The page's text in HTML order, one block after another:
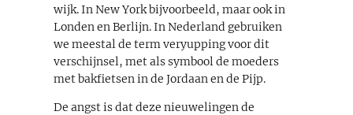
wijk. In New York bijvoorbeeld, maar ook in
Londen en Berlijn. In Nederland gebruiken
we meestal de term veryupping voor dit
verschijnsel, met als symbool de moeders
met bakfietsen in de Jordaan en de Pijp.
De angst is dat deze nieuwelingen de